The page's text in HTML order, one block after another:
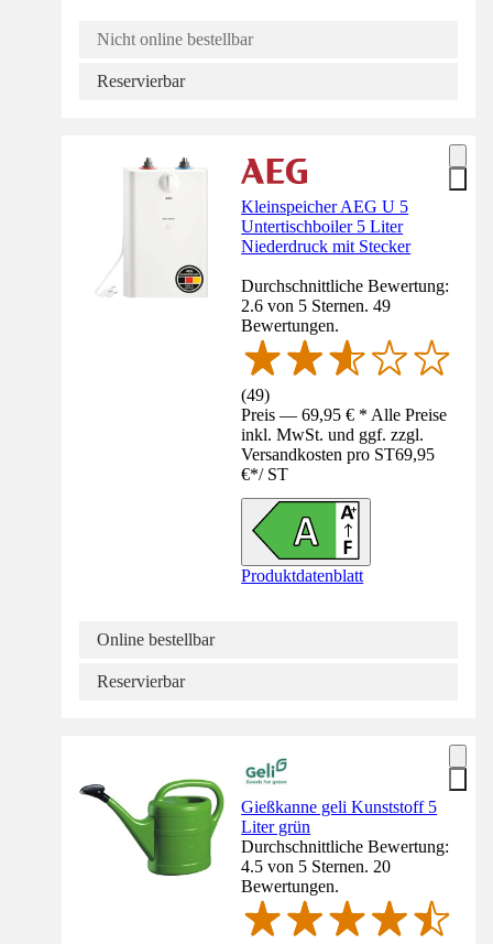
Nicht online bestellbar
Reservierbar
Kleinspeicher AEG U 5
Untertischboiler 5 Liter
Niederdruck mit Stecker
Durchschnittliche Bewertung:
2.6 von 5 Sternen. 49
Bewertungen.
(49)
Preis — 69,95 € * Alle Preise
inkl. MwSt. und ggf. zzgl.
Versandkosten pro ST69,95
€*/ ST
Produktdatenblatt
Online bestellbar
Reservierbar
Gießkanne geli Kunststoff 5
Liter grün
Durchschnittliche Bewertung:
4.5 von 5 Sternen. 20
Bewertungen.